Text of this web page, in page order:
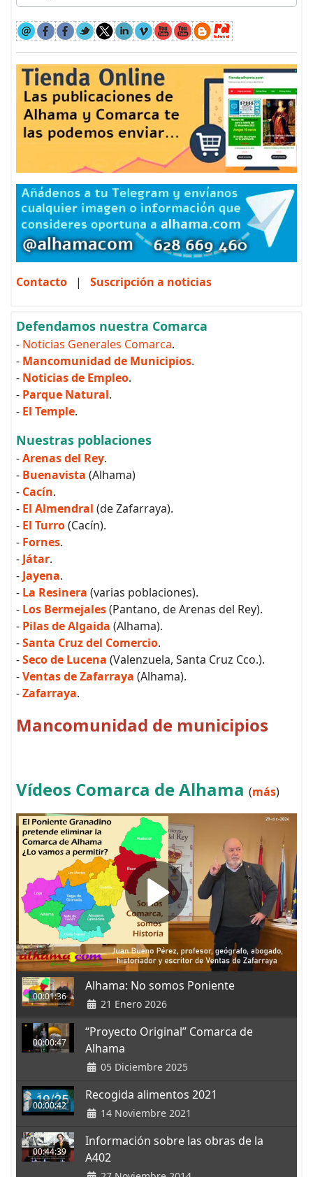
Contacto | Suscripción a noticias
Defendamos nuestra Comarca
- Noticias Generales Comarca.
- Mancomunidad de Municipios.
- Noticias de Empleo.
- Parque Natural.
- El Temple.
Nuestras poblaciones
-Arenas del Rey.
- Buenavista (Alhama)
- Cacín.
- El Almendral (de Zafarraya).
- El Turro(Cacín).
- Fornes.
- Játar.
- Jayena.
- La Resinera (varias poblaciones).
- Los Bermejales(Pantano, de Arenas del Rey).
- Pilas de Algaida (Alhama).
-Santa Cruz del Comercio.
-Seco de Lucena (Valenzuela, Santa Cruz Cco.).
-Ventas de Zafarraya (Alhama).
-Zafarraya.
Mancomunidad de municipios
Vídeos Comarca de Alhama (más)
00:01:36
Alhama: No somos Poniente
21 Enero 2026
00:00:47
“Proyecto Original” Comarca de
Alhama
05 Diciembre 2025
00:00:42
Recogida alimentos 2021
14 Noviembre 2021
00:44:39
Información sobre las obras de la
A402